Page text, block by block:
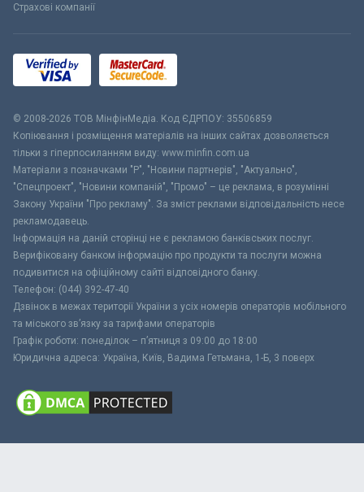
Страхові компанії
© 2008-2026 ТОВ МiнфiнМедiа. Код ЄДРПОУ: 35506859
Копіювання і розміщення матеріалів на інших сайтах дозволяється
тільки з гіперпосиланням виду: www.minfin.com.ua
Матеріали з позначками "Р", "Новини партнерів", "Актуально",
"Спецпроект", "Новини компаній", "Промо" – це реклама, в розумінні
Закону України "Про рекламу". За зміст реклами відповідальність несе
рекламодавець.
Інформація на даній сторінці не є рекламою банківських послуг.
Верифіковану банком інформацію про продукти та послуги можна
подивитися на офіційному сайті відповідного банку.
Телефон: (044) 392-47-40
Дзвінок в межах території України з усіх номерів операторів мобільного
та міського зв’язку за тарифами операторів
Графік роботи: понеділок – п’ятниця з 09:00 до 18:00
Юридична адреса: Україна, Київ, Вадима Гетьмана, 1-Б, 3 поверх